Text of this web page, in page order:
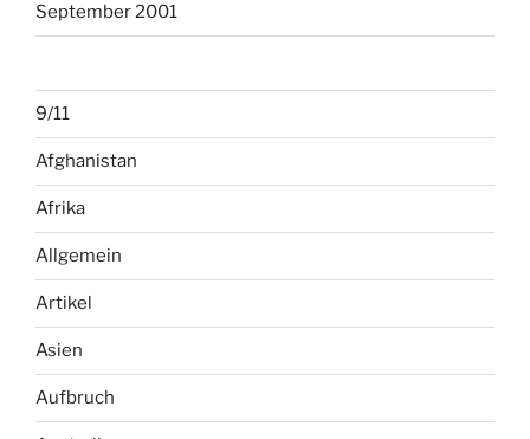
September 2001
9/11
Afghanistan
Afrika
Allgemein
Artikel
Asien
Aufbruch